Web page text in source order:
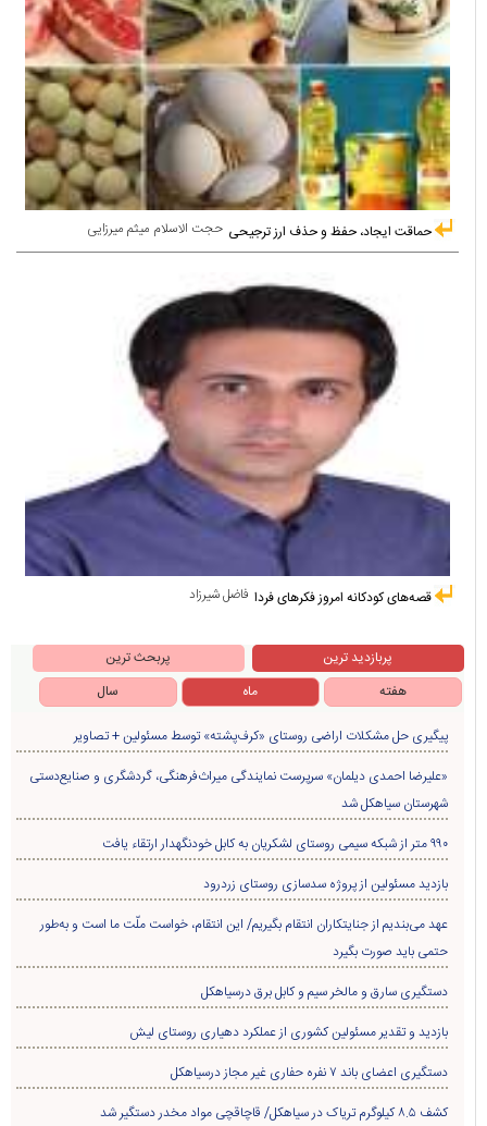
حجت الاسلام میثم میرزایی حماقت ایجاد، حفظ و حذف ارز ترجیحی
فاضل شیرزاد قصه‌های کودکانه امروز فکرهای فردا
پربازدید ترین
پربحث ترین
هفته
ماه سال
پیگیری حل مشکلات اراضی روستای «کرف‌پشته» توسط مسئولین + تصاویر
«علیرضا احمدی دیلمان» سرپرست نمایندگی میراث‌فرهنگی، گردشگری و صنایع‌دستی
شهرستان سیاهکل شد
۹۹۰ متر از شبکه سیمی روستای لشکریان به کابل خودنگهدار ارتقاء یافت
بازدید مسئولین از پروژه سدسازی روستای زردرود
عهد می‌بندیم از جنایتکاران انتقام بگیریم/ این انتقام، خواست ملّت ما است و به‌طور
حتمی باید صورت بگیرد
دستگیری سارق و مالخر سیم و کابل برق درسیاهکل
بازدید و تقدیر مسئولین کشوری از عملکرد دهیاری روستای لیش
دستگیری اعضای باند ۷ نفره حفاری غير مجاز درسیاهکل
کشف ۸.۵ کیلوگرم تریاک در سیاهکل/ قاچاقچی مواد مخدر دستگیر شد